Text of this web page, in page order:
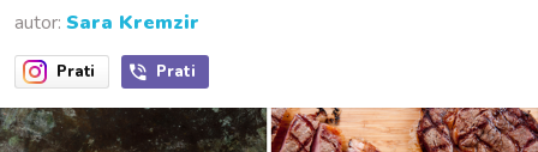
autor: Sara Kremzir
Prati Prati